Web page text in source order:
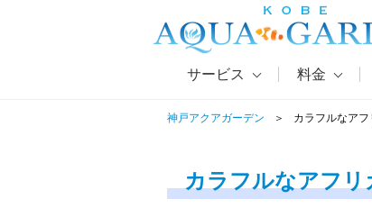
サービス 料金
神戸アクアガーデン カラフルなア
カラフルなアフ